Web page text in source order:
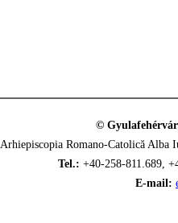
©
Arhiepiscopia Romano-Catolică
Tel.: +40-258-811.689,
E-mail: